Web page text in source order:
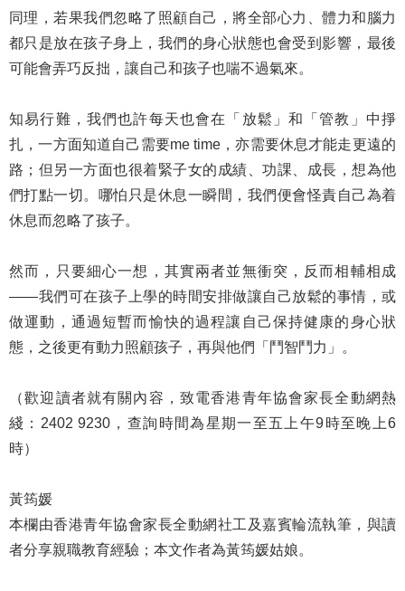
同理，若果我們忽略了照顧自己，將全部心力、體力和腦力
都只是放在孩子身上，我們的身心狀態也會受到影響，最後
可能會弄巧反拙，讓自己和孩子也喘不過氣來。
知易行難，我們也許每天也會在「放鬆」和「管教」中掙
扎，一方面知道自己需要me time，亦需要休息才能走更遠的
路；但另一方面也很着緊子女的成績、功課、成長，想為他
們打點一切。哪怕只是休息一瞬間，我們便會怪責自己為着
休息而忽略了孩子。
然而，只要細心一想，其實兩者並無衝突，反而相輔相成
——我們可在孩子上學的時間安排做讓自己放鬆的事情，或
做運動，通過短暫而愉快的過程讓自己保持健康的身心狀
態，之後更有動力照顧孩子，再與他們「鬥智鬥力」。
（歡迎讀者就有關內容，致電香港青年協會家長全動網熱
綫：2402 9230，查詢時間為星期一至五上午9時至晚上6
時）
黃筠媛
本欄由香港青年協會家長全動網社工及嘉賓輪流執筆，與讀
者分享親職教育經驗；本文作者為黃筠媛姑娘。